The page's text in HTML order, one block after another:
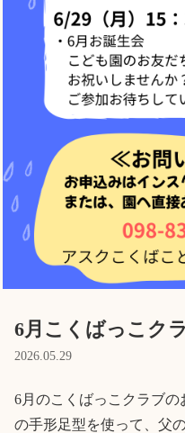
投資家情報
ホーム
プライ
6月こくばっこク
2026.05.29
6月のこくばっこクラブの
の手形足型を使って、父